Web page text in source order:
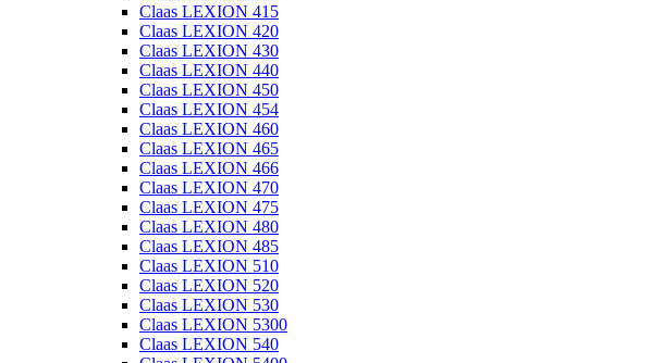
Claas LEXION 415
Claas LEXION 420
Claas LEXION 430
Claas LEXION 440
Claas LEXION 450
Claas LEXION 454
Claas LEXION 460
Claas LEXION 465
Claas LEXION 466
Claas LEXION 470
Claas LEXION 475
Claas LEXION 480
Claas LEXION 485
Claas LEXION 510
Claas LEXION 520
Claas LEXION 530
Claas LEXION 5300
Claas LEXION 540